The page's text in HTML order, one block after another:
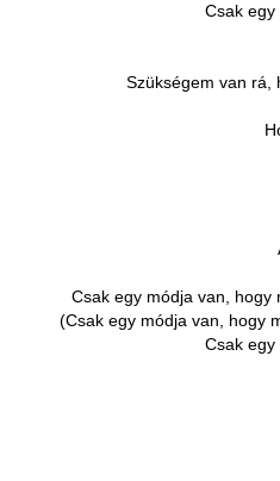
Csak
Szükségem van rá,
Csak egy módja van, hogy
(Csak egy módja van, hogy
Csak